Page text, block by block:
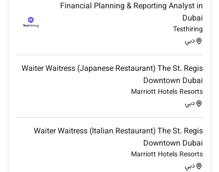
Financial Planning & Reporting Analyst in
Dubai
Testhiring
دبي
Waiter Waitress (Japanese Restaurant) The St. Regis
Downtown Dubai
Marriott Hotels Resorts
دبي
Waiter Waitress (Italian Restaurant) The St. Regis
Downtown Dubai
Marriott Hotels Resorts
دبي